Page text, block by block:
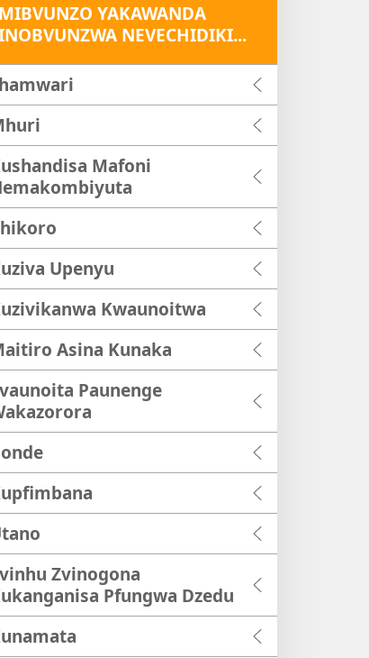
MIBVUNZO YAKAWANDA
NEVECHIDIKI...
Mafoni
Upenyu
Kwaunoitwa
Asina Kunaka
Paunenge
Zvinogona
Pfungwa Dzedu